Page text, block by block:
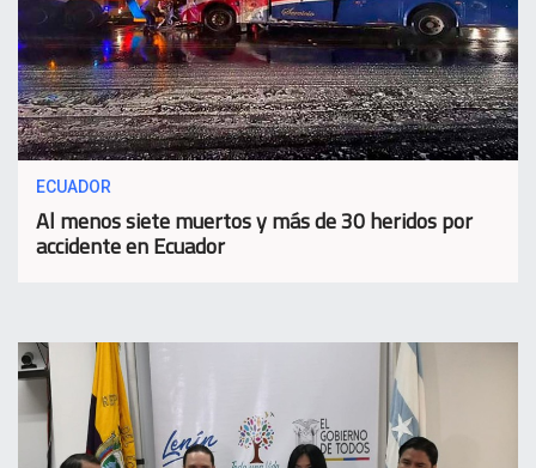
ECUADOR
Al menos siete muertos y más de 30 heridos por
accidente en Ecuador